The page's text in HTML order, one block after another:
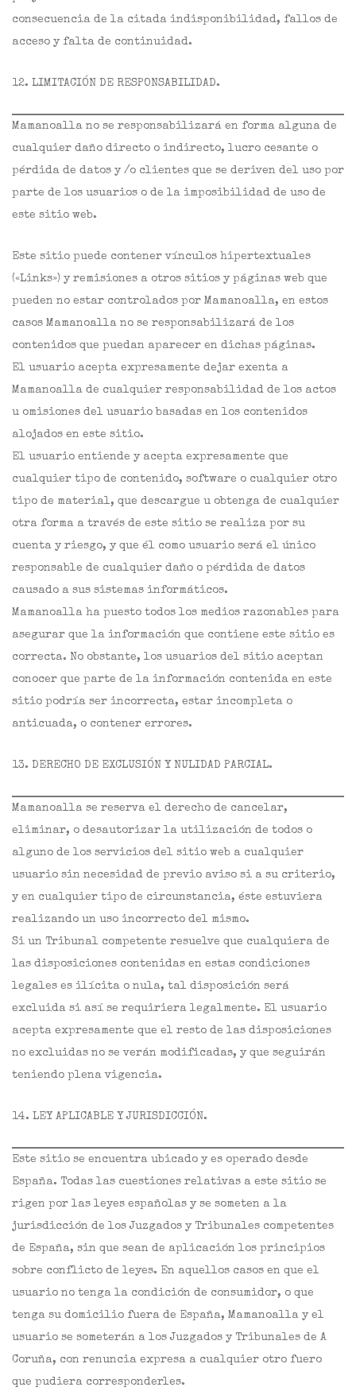
consecuencia de la citada indisponibilidad, fallos de
acceso y falta de continuidad.
12. LIMITACIÓN DE RESPONSABILIDAD.
Mamanoalla no se responsabilizará en forma alguna de
cualquier daño directo o indirecto, lucro cesante o
pérdida de datos y /o clientes que se deriven del uso por
parte de los usuarios o de la imposibilidad de uso de
este sitio web.
Este sitio puede contener vínculos hipertextuales
(«Links») y remisiones a otros sitios y páginas web que
pueden no estar controlados por Mamanoalla, en estos
casos Mamanoalla no se responsabilizará de los
contenidos que puedan aparecer en dichas páginas.
El usuario acepta expresamente dejar exenta a
Mamanoalla de cualquier responsabilidad de los actos
u omisiones del usuario basadas en los contenidos
alojados en este sitio.
El usuario entiende y acepta expresamente que
cualquier tipo de contenido, software o cualquier otro
tipo de material, que descargue u obtenga de cualquier
otra forma a través de este sitio se realiza por su
cuenta y riesgo, y que él como usuario será el único
responsable de cualquier daño o pérdida de datos
causado a sus sistemas informáticos.
Mamanoalla ha puesto todos los medios razonables para
asegurar que la información que contiene este sitio es
correcta. No obstante, los usuarios del sitio aceptan
conocer que parte de la información contenida en este
sitio podría ser incorrecta, estar incompleta o
anticuada, o contener errores.
13. DERECHO DE EXCLUSIÓN Y NULIDAD PARCIAL.
Mamanoalla se reserva el derecho de cancelar,
eliminar, o desautorizar la utilización de todos o
alguno de los servicios del sitio web a cualquier
usuario sin necesidad de previo aviso si a su criterio,
y en cualquier tipo de circunstancia, éste estuviera
realizando un uso incorrecto del mismo.
Si un Tribunal competente resuelve que cualquiera de
las disposiciones contenidas en estas condiciones
legales es ilícita o nula, tal disposición será
excluida si así se requiriera legalmente. El usuario
acepta expresamente que el resto de las disposiciones
no excluidas no se verán modificadas, y que seguirán
teniendo plena vigencia.
14. LEY APLICABLE Y JURISDICCIÓN.
Este sitio se encuentra ubicado y es operado desde
España. Todas las cuestiones relativas a este sitio se
rigen por las leyes españolas y se someten a la
jurisdicción de los Juzgados y Tribunales competentes
de España, sin que sean de aplicación los principios
sobre conflicto de leyes. En aquellos casos en que el
usuario no tenga la condición de consumidor, o que
tenga su domicilio fuera de España, Mamanoalla y el
usuario se someterán a los Juzgados y Tribunales de A
Coruña, con renuncia expresa a cualquier otro fuero
que pudiera corresponderles.